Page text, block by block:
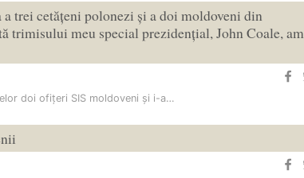
trei cetățeni polonezi și a doi moldoveni din
trimisului meu special prezidențial, John Coale, am
doi ofițeri SIS moldoveni și i-a…